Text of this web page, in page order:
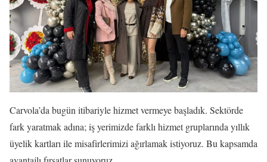
Carvola’da bugün itibariyle hizmet vermeye başladık. Sektörde
fark yaratmak adına; iş yerimizde farklı hizmet gruplarında yıllık
üyelik kartları ile misafirlerimizi ağırlamak istiyoruz. Bu kapsamda